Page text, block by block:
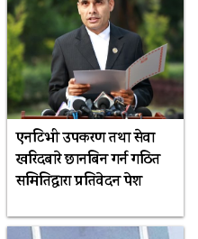
एनटिभी उपकरण तथा सेवा
खरिदबारे छानबिन गर्न गठित
समितिद्वारा प्रतिवेदन पेश